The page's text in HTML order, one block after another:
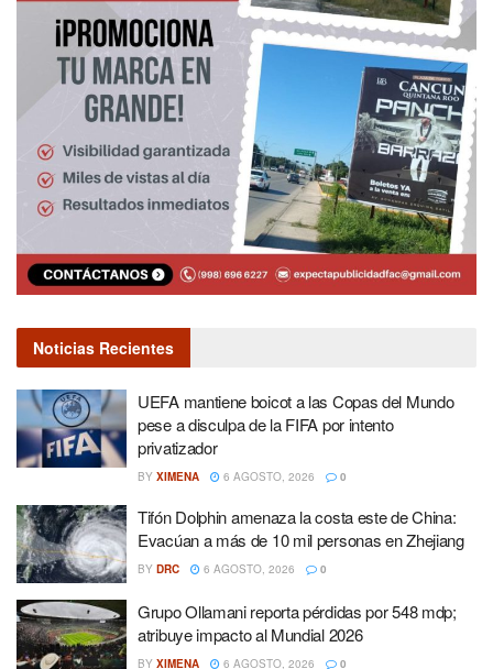
Noticias Recientes
UEFA mantiene boicot a las Copas del Mundo
pese a disculpa de la FIFA por intento
privatizador
BY XIMENA 6 AGOSTO, 2026 0
Tifón Dolphin amenaza la costa este de China:
Evacúan a más de 10 mil personas en Zhejiang
BY DRC 6 AGOSTO, 2026 0
Grupo Ollamani reporta pérdidas por 548 mdp;
atribuye impacto al Mundial 2026
BY XIMENA 6 AGOSTO, 2026 0